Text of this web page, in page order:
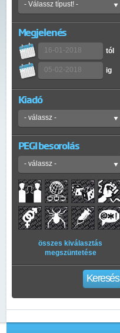
Megjelenés
tól
ig
Kiadó
PEGI besorolás
összes kiválasztás
megszüntetése
Keresés